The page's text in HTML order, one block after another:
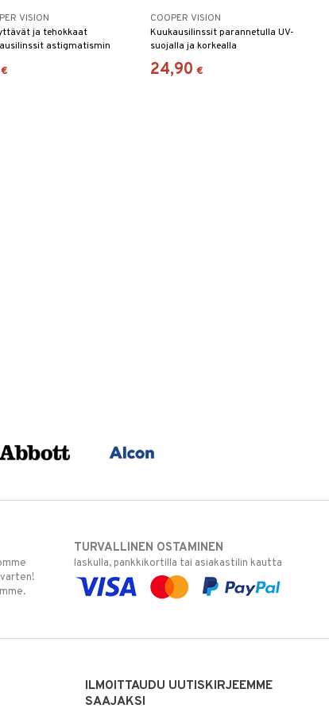
VISION
ja tehokkaat
astigmatismin
€
COOPER VISION
Kuukausilinssit parannetulla UV-
suojalla ja korkealla
nestepitoisuudella
24,90 €
TURVALLINEN OSTAMINEN
laskulla, pankkikortilla tai asiakastilin kautta
ILMOITTAUDU UUTISKIRJEEMME
SAAJAKSI